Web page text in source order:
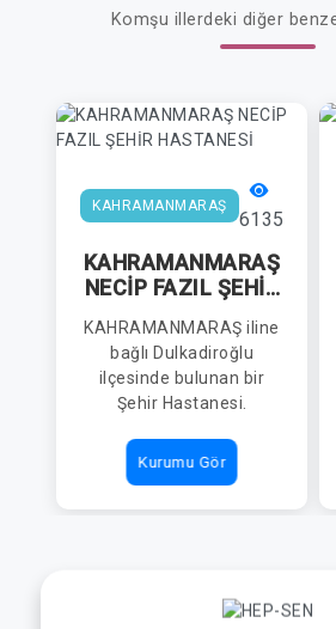
Komşu illerdeki diğer
KAHRAMANMARAŞ
6135
KAHRAMANMARAŞ
NECİP FAZIL ŞEHİR
KAHRAMANMARAŞ iline
bağlı Dulkadiroğlu
ilçesinde bulunan bir
Şehir Hastanesi.
Kurumu Gör